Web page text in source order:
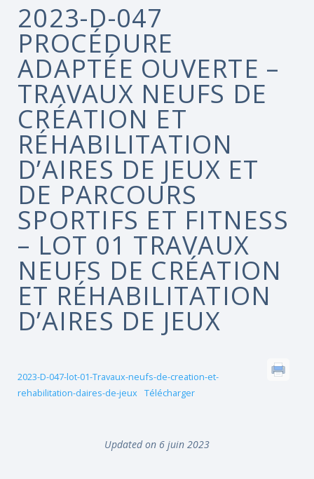
2023-D-047
PROCÉDURE
ADAPTÉE OUVERTE –
TRAVAUX NEUFS DE
CRÉATION ET
RÉHABILITATION
D’AIRES DE JEUX ET
DE PARCOURS
SPORTIFS ET FITNESS
– LOT 01 TRAVAUX
NEUFS DE CRÉATION
ET RÉHABILITATION
D’AIRES DE JEUX
2023-D-047-lot-01-Travaux-neufs-de-creation-et-
rehabilitation-daires-de-jeux Télécharger
Updated on 6 juin 2023